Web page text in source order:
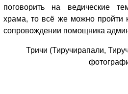
поговорить на ведические
храма, то всё же можно пройти
сопровождении помощника
Тричи (Тиручирапали,